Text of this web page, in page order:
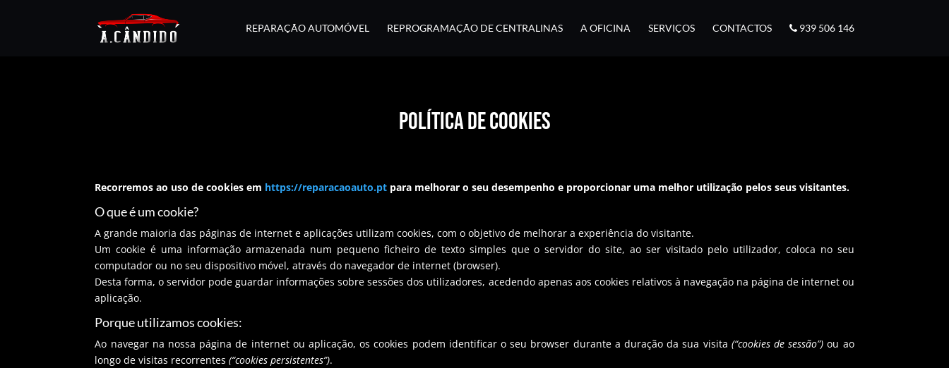
REPARAÇÃO AUTOMÓVEL REPROGRAMAÇÃO DE CENTRALINAS A OFICINA SERVIÇOS CONTACTOS 939 506 146
POLÍTICA DE COOKIES
Recorremos ao uso de cookies em https://reparacaoauto.pt para melhorar o seu desempenho e proporcionar uma melhor utilização pelos seus visitantes.
O que é um cookie?
A grande maioria das páginas de internet e aplicações utilizam cookies, com o objetivo de melhorar a experiência do visitante.
Um cookie é uma informação armazenada num pequeno ficheiro de texto simples que o servidor do site, ao ser visitado pelo utilizador, coloca no seu
computador ou no seu dispositivo móvel, através do navegador de internet (browser).
Desta forma, o servidor pode guardar informações sobre sessões dos utilizadores, acedendo apenas aos cookies relativos à navegação na página de internet ou
aplicação.
Porque utilizamos cookies:
Ao navegar na nossa página de internet ou aplicação, os cookies podem identificar o seu browser durante a duração da sua visita (“cookies de sessão”) ou ao
longo de visitas recorrentes(“cookies persistentes”).